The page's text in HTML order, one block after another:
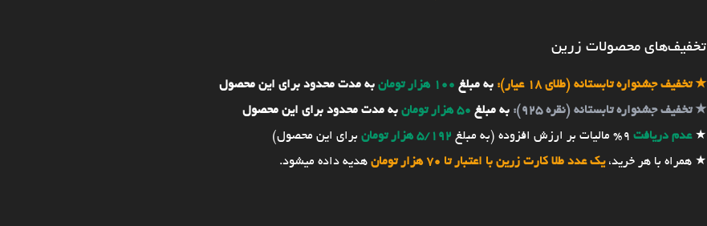
تخفیف‌های محصولات زرین
★تخفیف جشنواره تابستانه (طلای 18 عیار): به مبلغ 100 هزار تومان
به مدت محدود برای این محصول
★تخفیف جشنواره تابستانه (نقره 925): به مبلغ 50 هزار تومان
به مدت محدود برای این محصول
★عدم دریافت 9% مالیات بر ارزش افزوده (به مبلغ 5/192 هزار تومان
برای این محصول)
★ همراه با هر خرید،یک عدد طلا کارت زرین با اعتبار تا 70 هزار تومان هدیه داده میشود.